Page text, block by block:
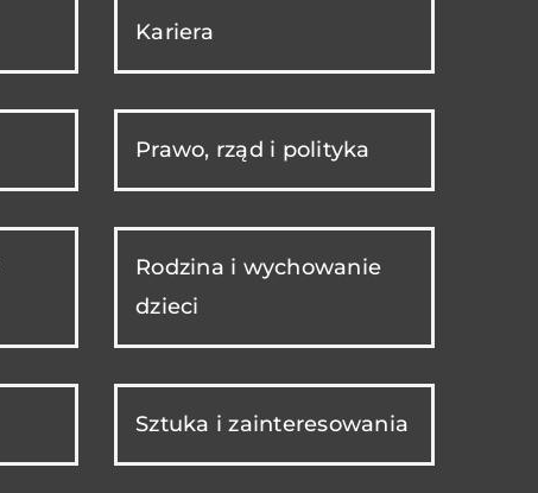
Kariera
Prawo, rząd i polityka
Rodzina i wychowanie
dzieci
Sztuka i zainteresowania